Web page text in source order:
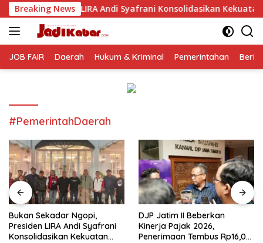
Langsung
ke
konten
Breaking News
Andi Syafrani Konsolidasikan Kekuatan Organisasi di Malang
JOB FAIR Daerah Hukum & Kriminal Pemerintahan
#PemerintahDaerah
Bukan Sekadar Ngopi,
Presiden LIRA Andi Syafrani
Konsolidasikan Kekuatan
DJP Jatim II Beberkan
Kinerja Pajak 2026,
Penerimaan Tembus Rp16,08